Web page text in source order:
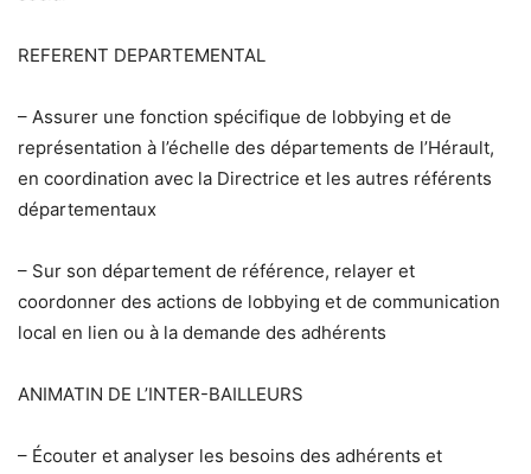
REFERENT DEPARTEMENTAL
– Assurer une fonction spécifique de lobbying et de
représentation à l’échelle des départements de l’Hérault,
en coordination avec la Directrice et les autres référents
départementaux
– Sur son département de référence, relayer et
coordonner des actions de lobbying et de communication
local en lien ou à la demande des adhérents
ANIMATIN DE L’INTER-BAILLEURS
– Écouter et analyser les besoins des adhérents et